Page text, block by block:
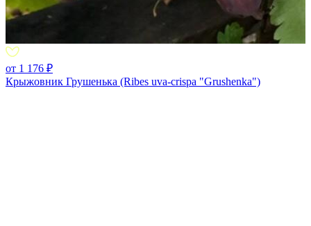
от 1 176 ₽
Крыжовник Грушенька (Ribes uva-crispa "Grushenka")